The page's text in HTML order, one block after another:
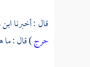
قال : أخبرنا
حرج) قال : ما